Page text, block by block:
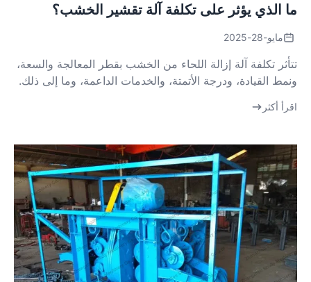
ما الذي يؤثر على تكلفة آلة تقشير الخشب؟
مايو-28-2025
تتأثر تكلفة آلة إزالة اللحاء من الخشب بقطر المعالجة والسعة،
ونمط القيادة، ودرجة الأتمتة، والخدمات الداعمة، وما إلى ذلك.
اقرأ أكثر